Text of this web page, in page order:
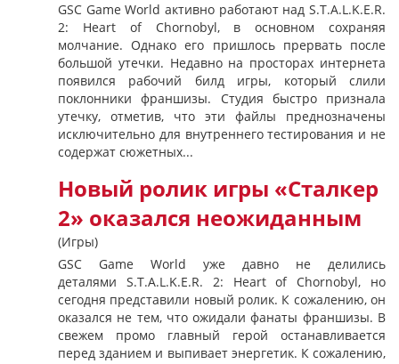
GSC Game World активно работают над S.T.A.L.K.E.R.
2: Heart of Chornobyl, в основном сохраняя
молчание. Однако его пришлось прервать после
большой утечки. Недавно на просторах интернета
появился рабочий билд игры, который слили
поклонники франшизы. Студия быстро признала
утечку, отметив, что эти файлы преднозначены
исключительно для внутреннего тестирования и не
содержат сюжетных...
Новый ролик игры «Сталкер
2» оказался неожиданным
(Игры)
GSC Game World уже давно не делились
деталями S.T.A.L.K.E.R. 2: Heart of Chornobyl, но
сегодня представили новый ролик. К сожалению, он
оказался не тем, что ожидали фанаты франшизы. В
свежем промо главный герой останавливается
перед зданием и выпивает энергетик. К сожалению,